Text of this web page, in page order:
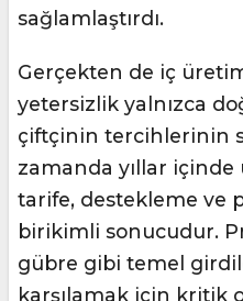
sağlamlaştırdı.
Gerçekten de iç
yetersizlik yalnızca
çiftçinin tercihlerinin
zamanda yıllar
tarife, destekleme ve
birikimli sonucudur.
gübre gibi temel
karşılamak için kritik